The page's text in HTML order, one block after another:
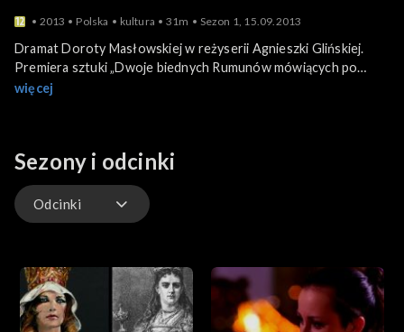
2013 Polska kultura 31m Sezon 1, 15.09.2013
Dramat Doroty Masłowskiej w reżyserii Agnieszki Glińskiej.
Premiera sztuki „Dwoje biednych Rumunów mówiących po
polsku”. Najnowsza książka Małgorzaty Rejmer „Bukareszt. Kurz
więcej
Sezony i odcinki
Odcinki